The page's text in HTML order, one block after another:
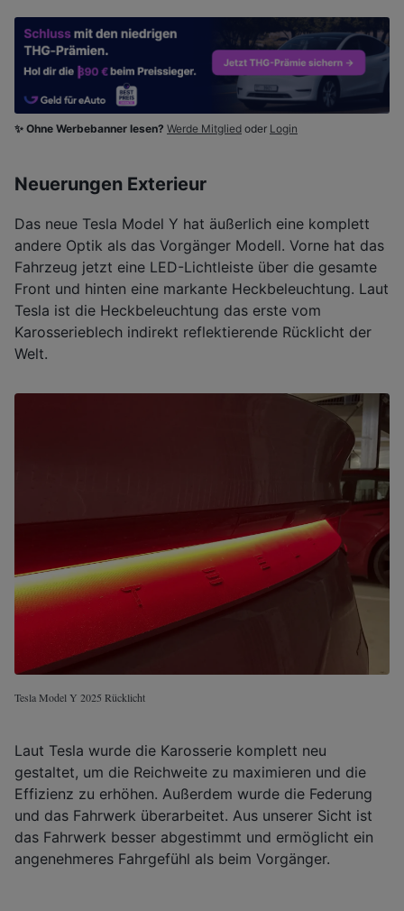
✨ Ohne Werbebanner lesen? Werde Mitglied oder Login
Neuerungen Exterieur
Das neue Tesla Model Y hat äußerlich eine komplett
andere Optik als das Vorgänger Modell. Vorne hat das
Fahrzeug jetzt eine LED-Lichtleiste über die gesamte
Front und hinten eine markante Heckbeleuchtung. Laut
Tesla ist die Heckbeleuchtung das erste vom
Karosserieblech indirekt reflektierende Rücklicht der
Welt.
Tesla Model Y 2025 Rücklicht
Laut Tesla wurde die Karosserie komplett neu
gestaltet, um die Reichweite zu maximieren und die
Effizienz zu erhöhen. Außerdem wurde die Federung
und das Fahrwerk überarbeitet. Aus unserer Sicht ist
das Fahrwerk besser abgestimmt und ermöglicht ein
angenehmeres Fahrgefühl als beim Vorgänger.